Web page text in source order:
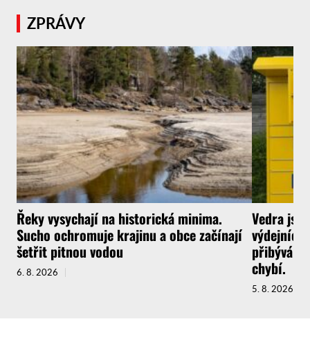
ZPRÁVY
Řeky vysychají na historická minima.
Sucho ochromuje krajinu a obce začínají
šetřit pitnou vodou
6. 8. 2026
Vedra
výdejních
přibývá a
chybí.
5. 8. 2026